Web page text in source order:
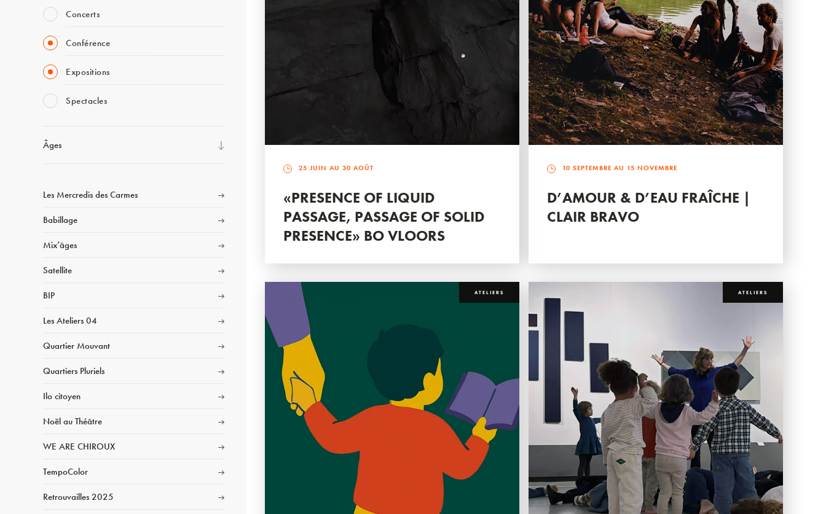
Concerts
Conférence
Expositions
Spectacles
Âges
Les Mercredis des Carmes
Babillage
Mix’âges
Satellite
BIP
Les Ateliers 04
Quartier Mouvant
Quartiers Pluriels
Ilo citoyen
Noël au Théâtre
WE ARE CHIROUX
TempoColor
Retrouvailles 2025
25 JUIN AU 30 AOÛT
«PRESENCE OF LIQUID
PASSAGE, PASSAGE OF SOLID
PRESENCE» BO VLOORS
10 SEPTEMBRE AU 15 NOVEMBRE
D’AMOUR & D’EAU FRAÎCHE |
CLAIR BRAVO
ATELIERS ATELIERS